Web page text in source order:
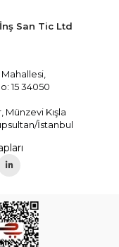
San Tic Ltd
15 34050
Kışla
İstanbul